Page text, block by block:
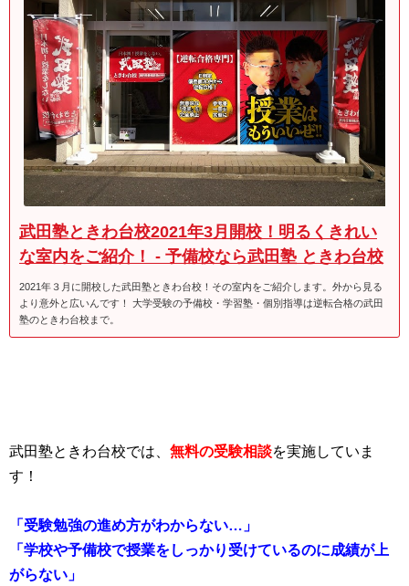
武田塾ときわ台校2021年3月開校！明るくきれい
な室内をご紹介！ - 予備校なら武田塾 ときわ台校
2021年３月に開校した武田塾ときわ台校！その室内をご紹介します。外から見る
より意外と広いんです！ 大学受験の予備校・学習塾・個別指導は逆転合格の武田
塾のときわ台校まで。
武田塾ときわ台校では、 無料の受験相談を実施していま
す！
「受験勉強の進め方がわからない…」
「学校や予備校で授業をしっかり受けているのに成績が上
がらない」